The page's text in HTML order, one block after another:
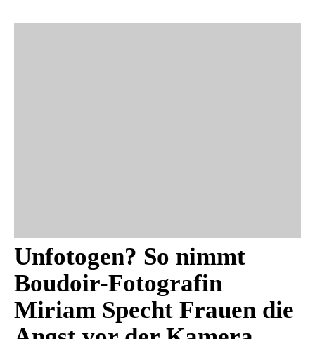
Unfotogen? So nimmt
Boudoir-Fotografin
Miriam Specht Frauen die